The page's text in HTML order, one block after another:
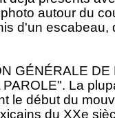
autour du
d'un escabeau,
GÉNÉRALE
La
le début du
du XXe